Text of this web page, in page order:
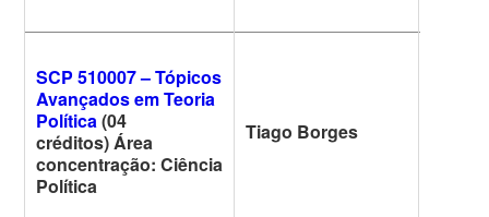
SCP 510007 – Tópicos
Avançados em Teoria
Política(04
créditos) Área
concentração: Ciência
Política
Tiago Borges